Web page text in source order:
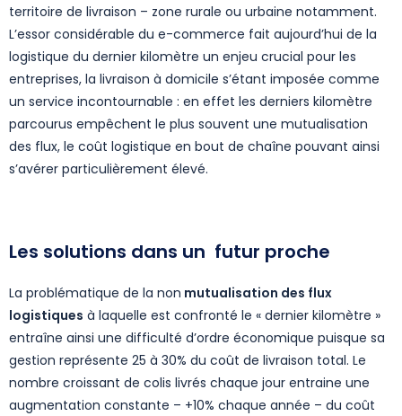
territoire de livraison – zone rurale ou urbaine notamment.
L’essor considérable du e-commerce fait aujourd’hui de la
logistique du dernier kilomètre un enjeu crucial pour les
entreprises, la livraison à domicile s’étant imposée comme
un service incontournable : en effet les derniers kilomètre
parcourus empêchent le plus souvent une mutualisation
des flux, le coût logistique en bout de chaîne pouvant ainsi
s’avérer particulièrement élevé.
Les solutions dans un futur proche
La problématique de la non mutualisation des flux
logistiques à laquelle est confronté le « dernier kilomètre »
entraîne ainsi une difficulté d’ordre économique puisque sa
gestion représente 25 à 30% du coût de livraison total. Le
nombre croissant de colis livrés chaque jour entraine une
augmentation constante – +10% chaque année – du coût